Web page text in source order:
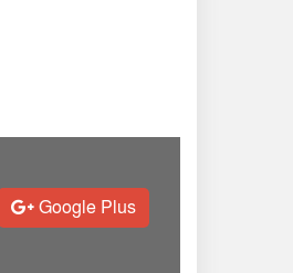
Google Plus